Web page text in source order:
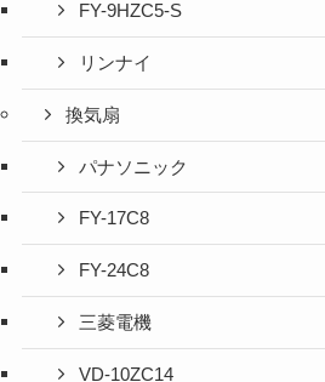
FY-9HZC5-S
リンナイ
換気扇
パナソニック
FY-17C8
FY-24C8
三菱電機
VD-10ZC14